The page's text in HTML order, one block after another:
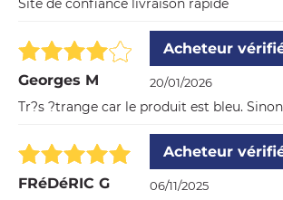
Site de confiance livraison rapide
Georges M
Acheteur
20/01/2026
Tr?s ?trange car le produit est bleu.
FRéDéRIC G
Acheteur
06/11/2025